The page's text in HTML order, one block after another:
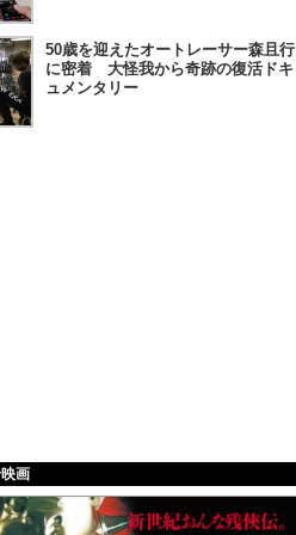
50歳を迎えたオートレーサー森且行
に密着 大怪我から奇跡の復活ドキ
ュメンタリー
画